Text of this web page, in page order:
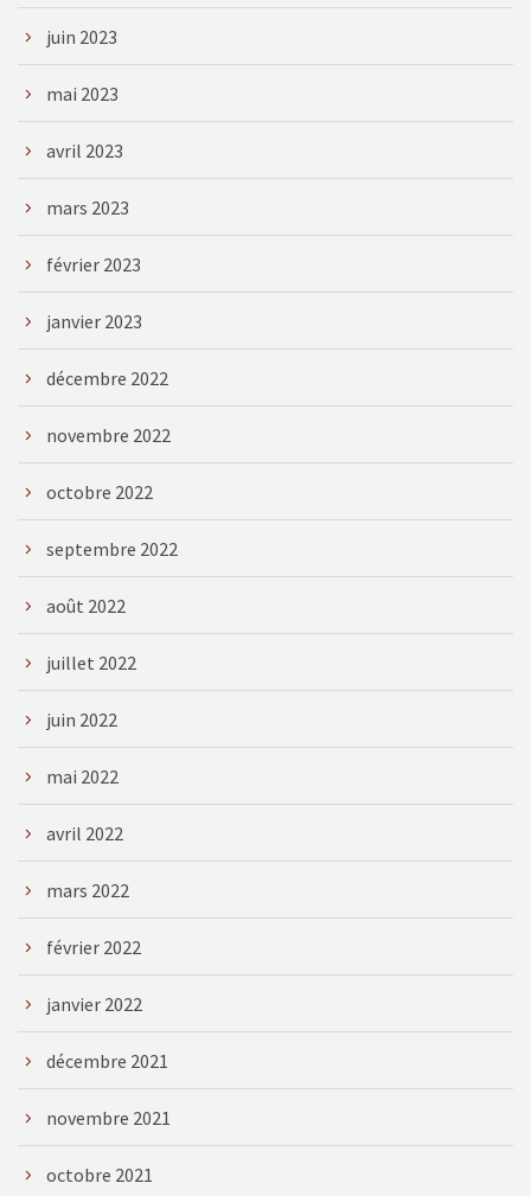
juin 2023
mai 2023
avril 2023
mars 2023
février 2023
janvier 2023
décembre 2022
novembre 2022
octobre 2022
septembre 2022
août 2022
juillet 2022
juin 2022
mai 2022
avril 2022
mars 2022
février 2022
janvier 2022
décembre 2021
novembre 2021
octobre 2021